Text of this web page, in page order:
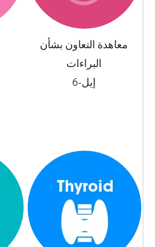
معاهدة التعاون بشأن
البراءات
إيل-6